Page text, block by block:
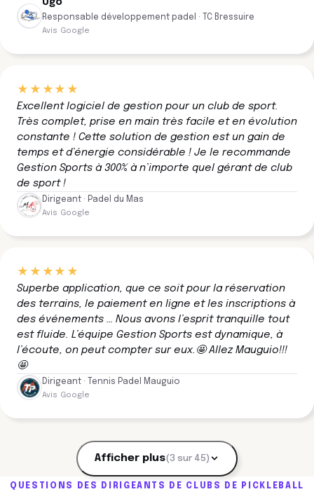
Responsable développement padel · TC Bressuire
Avis Google
★★★★★
Excellent logiciel de gestion pour un club de sport.
Très complet, prise en main très facile et en évolution
constante ! Cette solution de gestion est un gain de
temps et d’énergie considérable ! Je le recommande
Gestion Sports à 300% à n’importe quel gérant de club
de sport !
Dirigeant · Padel du Mas
Avis Google
★★★★★
Superbe application, que ce soit pour la réservation
des terrains, le paiement en ligne et les inscriptions à
des événements … Nous avons l’esprit tranquille tout
est fluide. L’équipe Gestion Sports est dynamique, à
l’écoute, on peut compter sur eux.🤩 Allez Mauguio!!!
🤩
Dirigeant · Tennis Padel Mauguio
Avis Google
Afficher plus(3 sur 45)
QUESTIONS DES DIRIGEANTS DE CLUBS DE PICKLEBALL